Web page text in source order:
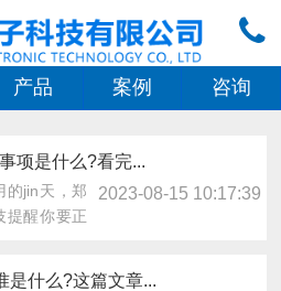
产品 案例 咨询
项是什么?看完...
2023-08-15 10:17:39
的jin天，郑
提醒你要正
是什么?这篇文章...